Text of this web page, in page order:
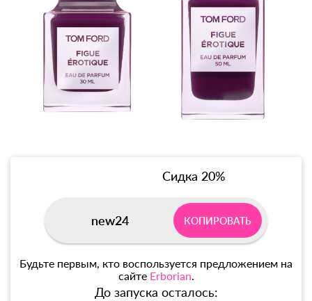
Сидка 20%
new24 КОПИРОВАТЬ
Будьте первым, кто воспользуется предложением на
сайте Erborian.
До запуска осталось: